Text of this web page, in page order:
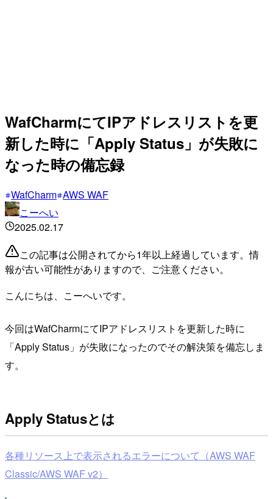
WafCharmにてIPアドレスリストを更
新した時に「Apply Status」が失敗に
なった時の備忘録
WafCharm AWS WAF
こーへい
2025.02.17
この記事は公開されてから1年以上経過しています。情
報が古い可能性がありますので、ご注意ください。
こんにちは、こーへいです。
今回はWafCharmにてIPアドレスリストを更新した時に
「Apply Status」が失敗になったのでその解決策を備忘しま
す。
Apply Statusとは
各種リソース上で表示されるエラーについて（AWS WAF
Classic/AWS WAF v2）